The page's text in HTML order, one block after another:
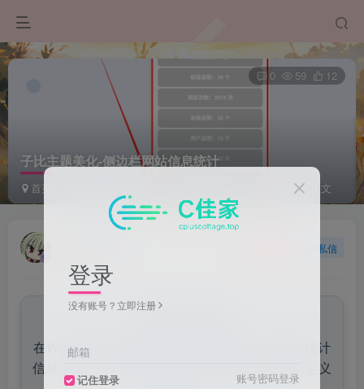
子比主题美化-侧边栏网站信息统计
首页 WordPress主题 | 后端 正文
0 59 12
私信
来自AI助手的总结
在WordPress的Zibll主题下创建并配置一个网站统计
信息小工具，包括新建文件、修改代码和添加自定义
登录
没有账号？立即注册
邮箱
记住登录 账号密码登录